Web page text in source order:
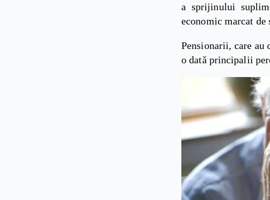
a sprijinului
economic marcat de
Pensionarii, care
o dată principalii